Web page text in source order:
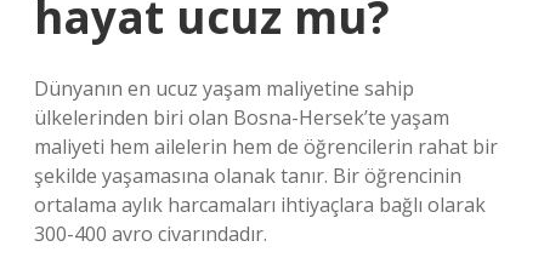
hayat ucuz mu?
Dünyanın en ucuz yaşam maliyetine sahip
ülkelerinden biri olan Bosna-Hersek’te yaşam
maliyeti hem ailelerin hem de öğrencilerin rahat bir
şekilde yaşamasına olanak tanır. Bir öğrencinin
ortalama aylık harcamaları ihtiyaçlara bağlı olarak
300-400 avro civarındadır.